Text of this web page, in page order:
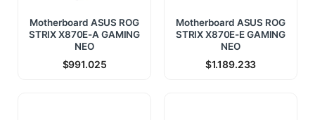
Motherboard ASUS ROG
STRIX X870E-A GAMING
NEO
$991.025
Motherboard ASUS ROG
STRIX X870E-E GAMING
NEO
$1.189.233